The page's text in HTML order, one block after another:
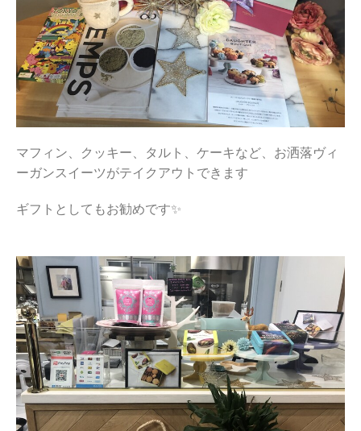
マフィン、クッキー、タルト、ケーキなど、お洒落ヴィ
ーガンスイーツがテイクアウトできます
ギフトとしてもお勧めです✨